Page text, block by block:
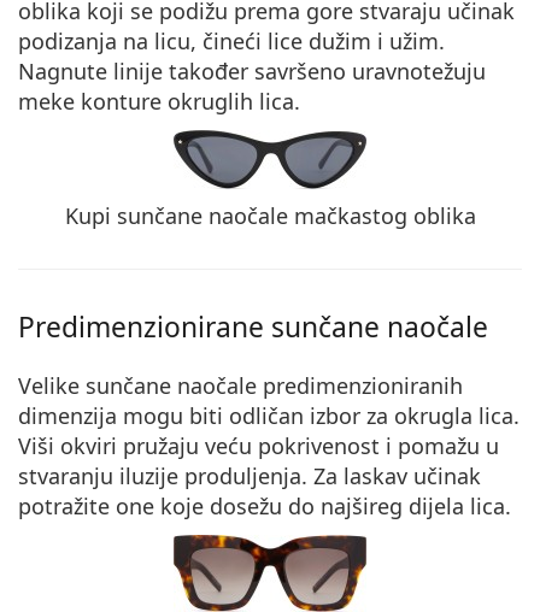
oblika koji se podižu prema gore stvaraju učinak
podizanja na licu, čineći lice dužim i užim.
Nagnute linije također savršeno uravnotežuju
meke konture okruglih lica.
Kupi sunčane naočale mačkastog oblika
Predimenzionirane sunčane naočale
Velike sunčane naočale predimenzioniranih
dimenzija mogu biti odličan izbor za okrugla lica.
Viši okviri pružaju veću pokrivenost i pomažu u
stvaranju iluzije produljenja. Za laskav učinak
potražite one koje dosežu do najšireg dijela lica.